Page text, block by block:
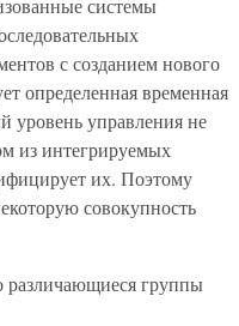
системы
с созданием нового
определенная временная
уровень управления не
из интегрируемых
их. Поэтому
совокуп­ность
группы